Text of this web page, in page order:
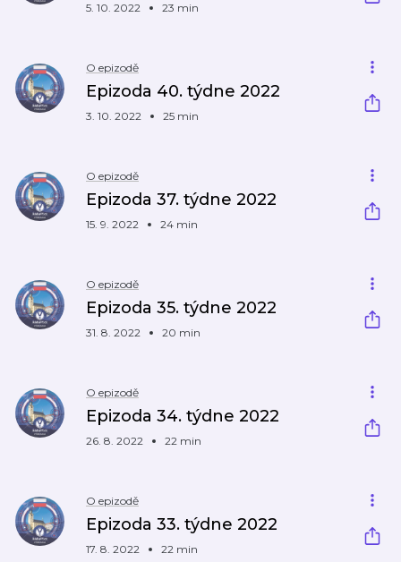
5. 10. 2022 23 min
O epizodě
Epizoda 40. týdne 2022
3. 10. 2022 25 min
O epizodě
Epizoda 37. týdne 2022
15. 9. 2022 24 min
O epizodě
Epizoda 35. týdne 2022
31. 8. 2022 20 min
O epizodě
Epizoda 34. týdne 2022
26. 8. 2022 22 min
O epizodě
Epizoda 33. týdne 2022
17. 8. 2022 22 min